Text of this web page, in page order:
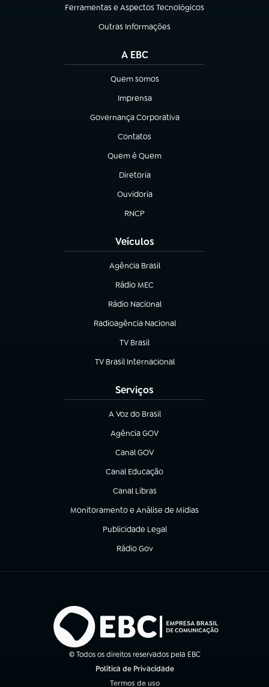
Ferramentas e Aspectos Tecnológicos
(abre em nova aba)
Outras Informações
(abre em nova aba)
A EBC
Quem somos
(abre em nova aba)
Imprensa
(abre em nova aba)
Governança Corporativa
(abre em nova aba)
Contatos
(abre em nova aba)
Quem é Quem
(abre em nova aba)
Diretoria
(abre em nova aba)
Ouvidoria
(abre em nova aba)
RNCP
(abre em nova aba)
Veículos
Agência Brasil
(abre em nova aba)
Rádio MEC
(abre em nova aba)
Rádio Nacional
Radioagência Nacional
(abre em nova aba)
TV Brasil
(abre em nova aba)
TV Brasil Internacional
(abre em nova aba)
Serviços
A Voz do Brasil
(abre em nova aba)
Agência GOV
(abre em nova aba)
Canal GOV
(abre em nova aba)
Canal Educação
(abre em nova aba)
Canal Libras
(abre em nova aba)
Monitoramento e Análise de Mídias
(abre em nova aba)
Publicidade Legal
(abre em nova aba)
Rádio Gov
(abre em nova aba)
© Todos os direitos reservados pela EBC
Política de Privacidade
Termos de uso